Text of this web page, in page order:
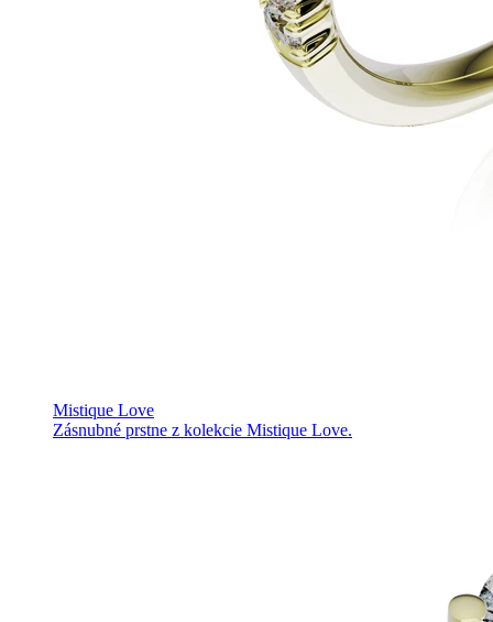
Mistique Love
Zásnubné prstne z kolekcie Mistique Love.